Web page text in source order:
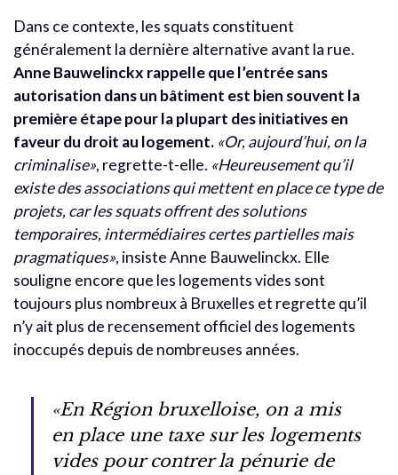
Dans ce contexte, les squats constituent
généralement la dernière alternative avant la rue.
Anne Bauwelinckx rappelle que l’entrée sans
autorisation dans un bâtiment est bien souvent la
première étape pour la plupart des initiatives en
faveur du droit au logement. «Or, aujourd’hui, on la
criminalise», regrette-t-elle. «Heureusement qu’il
existe des associations qui mettent en place ce type de
projets, car les squats offrent des solutions
temporaires, intermédiaires certes partielles mais
pragmatiques», insiste Anne Bauwelinckx. Elle
souligne encore que les logements vides sont
toujours plus nombreux à Bruxelles et regrette qu’il
n’y ait plus de recensement officiel des logements
inoccupés depuis de nombreuses années.
«En Région bruxelloise, on a mis
en place une taxe sur les logements
vides pour contrer la pénurie de